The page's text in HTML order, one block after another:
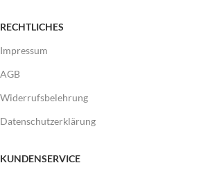
RECHTLICHES
Impressum
AGB
Widerrufsbelehrung
Datenschutzerklärung
KUNDENSERVICE